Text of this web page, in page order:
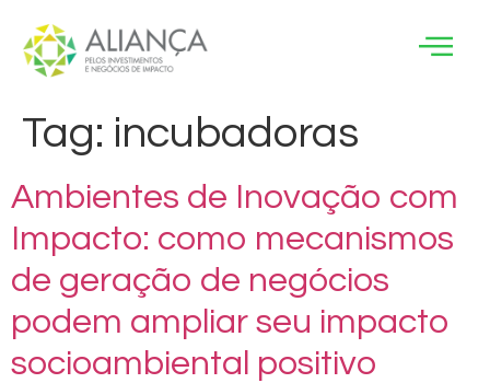
Tag: incubadoras
Ambientes de Inovação com
Impacto: como mecanismos
de geração de negócios
podem ampliar seu impacto
socioambiental positivo